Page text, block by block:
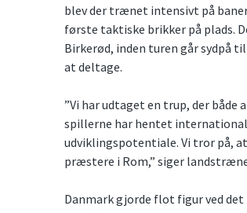
blev der trænet intensivt på
første taktiske brikker på plads.
Birkerød, inden turen går sydpå
at deltage.
”Vi har udtaget en trup, der
spillerne har hentet
udviklingspotentiale. Vi tror på,
præstere i Rom,” siger
Danmark gjorde flot figur ved